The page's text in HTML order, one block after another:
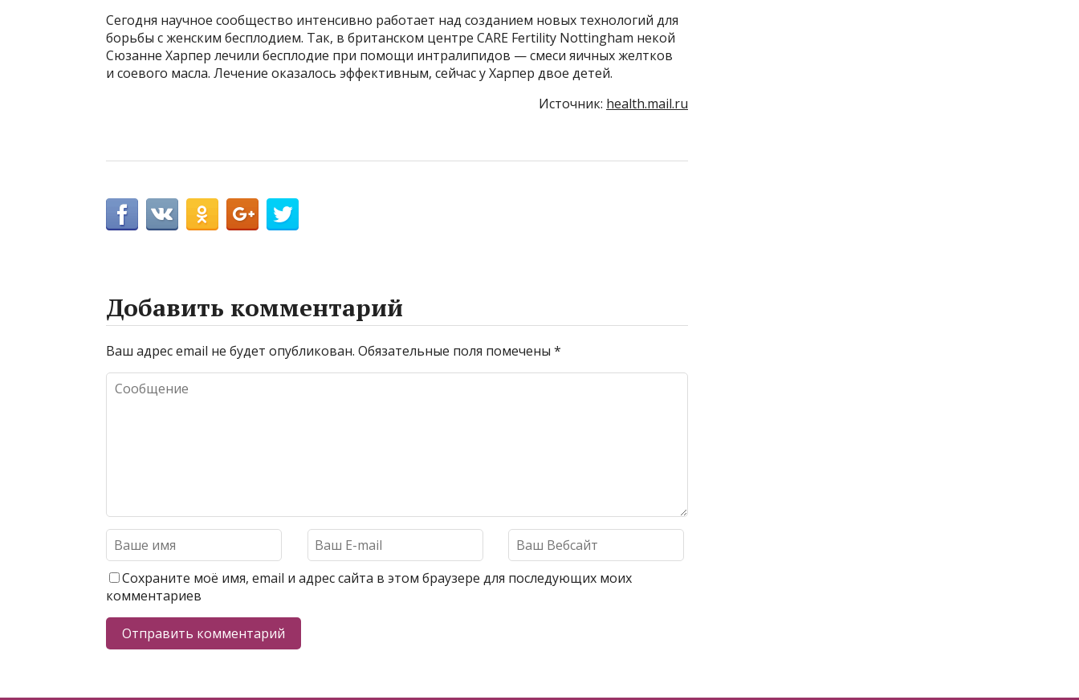
Сегодня научное сообщество интенсивно работает над созданием новых технологий для
борьбы с женским бесплодием. Так, в британском центре CARE Fertility Nottingham некой
Сюзанне Харпер лечили бесплодие при помощи интралипидов — смеси яичных желтков
и соевого масла. Лечение оказалось эффективным, сейчас у Харпер двое детей.
Источник: health.mail.ru
Добавить комментарий
Ваш адрес email не будет опубликован. Обязательные поля помечены *
Сохраните моё имя, email и адрес сайта в этом браузере для последующих моих
комментариев